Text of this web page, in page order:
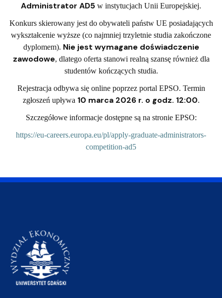
Administrator AD5 w instytucjach Unii Europejskiej.
Konkurs skierowany jest do obywateli państw UE posiadających
wykształcenie wyższe (co najmniej trzyletnie studia zakończone
dyplomem). Nie jest wymagane doświadczenie
zawodowe, dlatego oferta stanowi realną szansę również dla
studentów kończących studia.
Rejestracja odbywa się online poprzez portal EPSO. Termin
zgłoszeń upływa 10 marca 2026 r. o godz. 12:00.
Szczegółowe informacje dostępne są na stronie EPSO:
https://eu-careers.europa.eu/pl/apply-graduate-administrators-
competition-ad5